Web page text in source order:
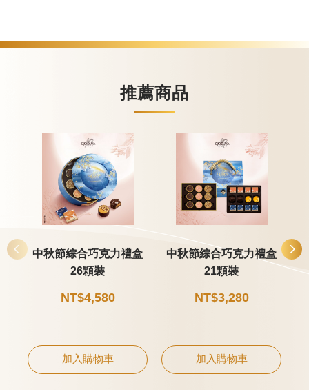
推薦商品
中秋節綜合巧克力禮盒
26顆裝
NT$4,580
加入購物車
中秋節綜合巧克力禮盒
21顆裝
NT$3,280
加入購物車